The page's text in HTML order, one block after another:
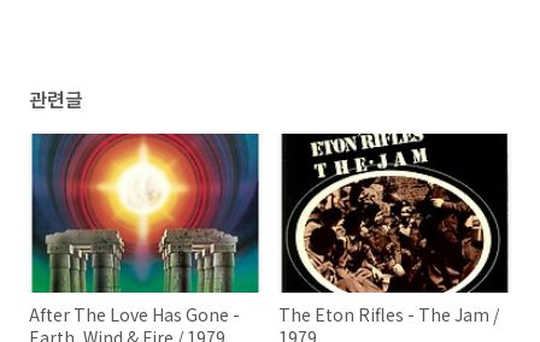
관련글
After The Love Has Gone -
Earth, Wind & Fire / 1979
The Eton Rifles - The Jam /
1979